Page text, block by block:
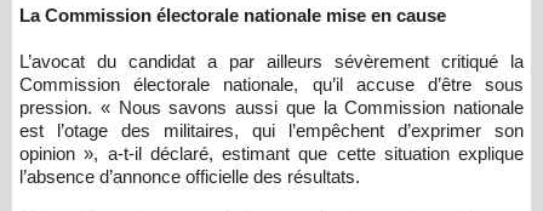
La Commission électorale nationale mise en cause
L’avocat du candidat a par ailleurs sévèrement critiqué la
Commission électorale nationale, qu’il accuse d’être sous
pression. « Nous savons aussi que la Commission nationale
est l’otage des militaires, qui l’empêchent d’exprimer son
opinion », a-t-il déclaré, estimant que cette situation explique
l’absence d’annonce officielle des résultats.